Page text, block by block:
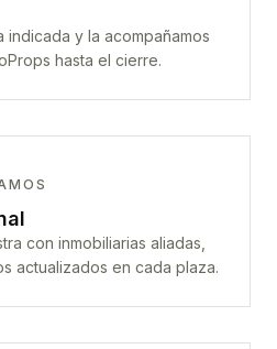
indicada y la acompañamos
hasta el cierre.
con inmobiliarias aliadas,
actualizados en cada plaza.